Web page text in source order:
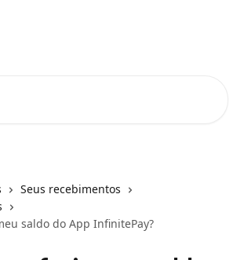
Seus recebimentos
saldo do App InfinitePay?